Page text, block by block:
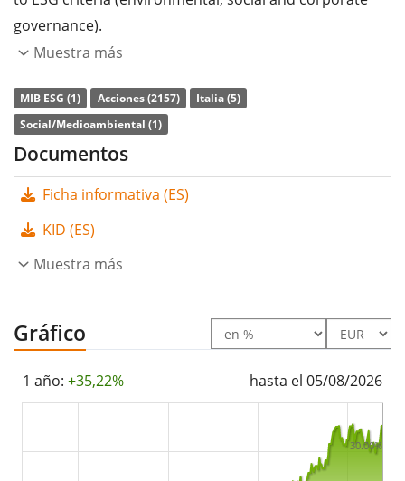
governance).
p.a.. El Amundi Italy MIB ESG UCITS ETF es el único ETF
que sigue el índice MIB ESG. El ETF replica la
rentabilidad del índice subyacente comprando todos
dividendos del ETF se acumulan
ETF.
El Amundi Italy MIB ESG UCITS ETF tiene
domiciliado en Luxemburgo.
Muestra más
MIB ESG (1) Acciones (2157)
Italia (5)
Social/Medioambiental (1)
Documentos
Ficha informativa (ES)
KID (ES)
Muestra más
Gráfico
1 año: +35,22% hasta el 05/08/2026
30.00%